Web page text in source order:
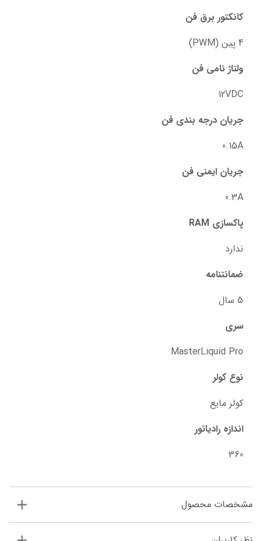
کانکتور برق فن
4 پین (PWM)
ولتاژ نامی فن
12VDC
جریان درجه بندی فن
0.15A
جریان ایمنی فن
0.3A
پاکسازی RAM
ندارد
ضمانتنامه
5 سال
سری
MasterLiquid Pro
نوع کولر
کولر مایع
اندازه رادیاتور
360
مشخصات محصول